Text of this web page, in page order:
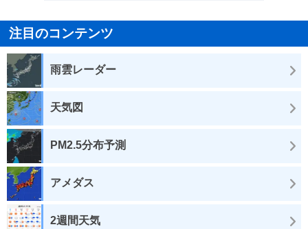
注目のコンテンツ
雨雲レーダー
天気図
PM2.5分布予測
アメダス
2週間天気